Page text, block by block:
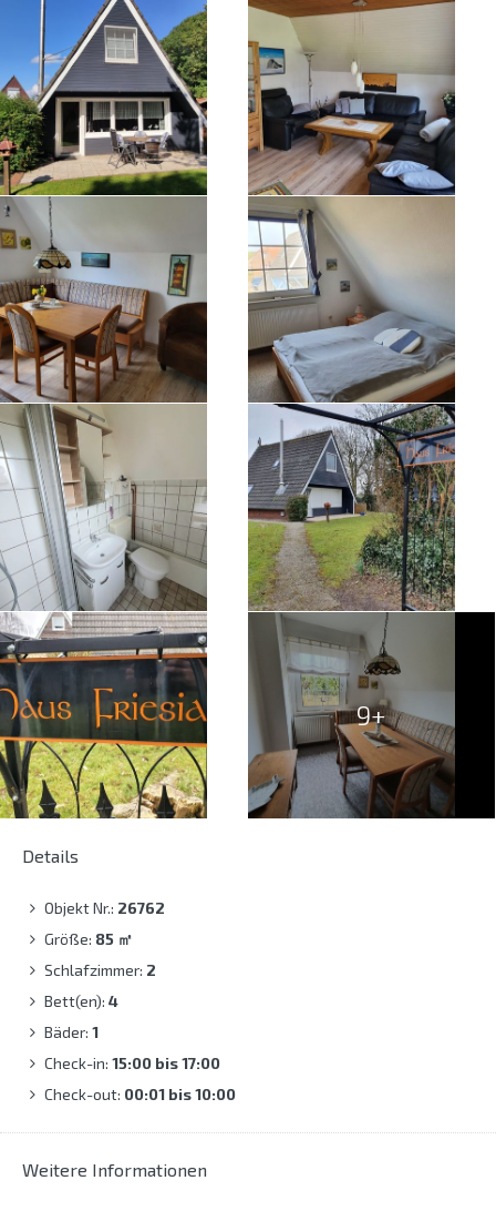
9+
Details
Objekt Nr.: 26762
Größe: 85 ㎡
Schlafzimmer: 2
Bett(en): 4
Bäder: 1
Check-in: 15:00 bis 17:00
Check-out: 00:01 bis 10:00
Weitere Informationen